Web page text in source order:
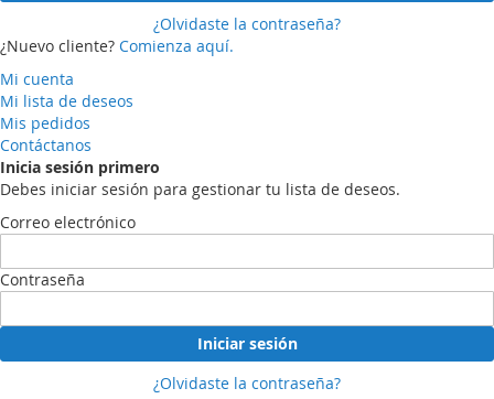
¿Olvidaste la contraseña?
¿Nuevo cliente? Comienza aquí.
Mi cuenta
Mi lista de deseos
Mis pedidos
Contáctanos
Inicia sesión primero
Debes iniciar sesión para gestionar tu lista de deseos.
Correo electrónico
Contraseña
Iniciar sesión
¿Olvidaste la contraseña?